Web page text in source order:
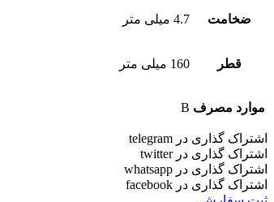
ضخامت 4.7 میلی متر
قطر 160 میلی متر
موارد مصرف B
اشتراک گذاری در telegram
اشتراک گذاری در twitter
اشتراک گذاری در whatsapp
اشتراک گذاری در facebook